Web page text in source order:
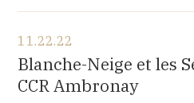
Grange du Douaire, Ottignies
Espace du Coeur de Ville 2,
BELGIQUE
11.22.22
Blanche-Neige et les
CCR Ambronay